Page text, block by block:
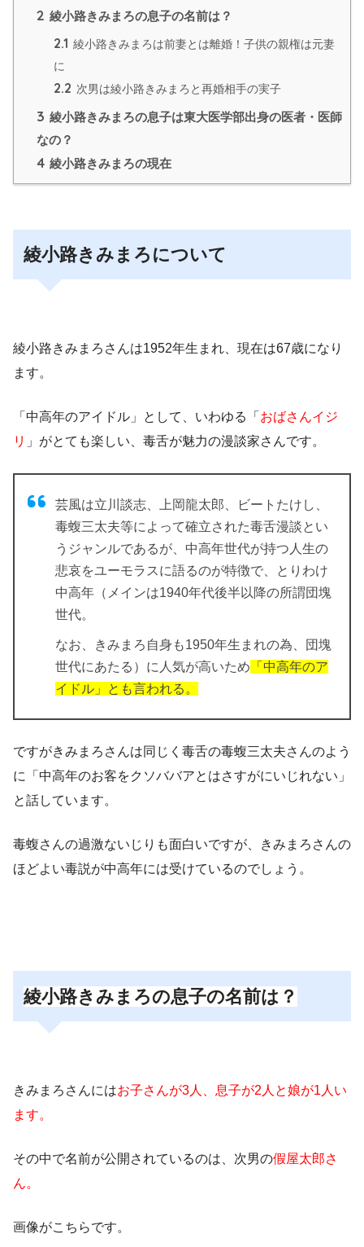
2 綾小路きみまろの息子の名前は？
2.1 綾小路きみまろは前妻とは離婚！子供の親権は元妻
に
2.2 次男は綾小路きみまろと再婚相手の実子
3 綾小路きみまろの息子は東大医学部出身の医者・医師
なの？
4 綾小路きみまろの現在
綾小路きみまろについて
綾小路きみまろさんは1952年生まれ、現在は67歳になり
ます。
「中高年のアイドル」 として、いわゆる「 おばさんイジ
リ 」がとても楽しい、毒舌が魅力の漫談家さんです。
芸風は立川談志、上岡龍太郎、ビートたけし、
毒蝮三太夫等によって確立された毒舌漫談とい
うジャンルであるが、 中高年世代が持つ人生の
悲哀をユーモラスに語るのが特徴で、とりわけ
中高年（メインは1940年代後半以降の所謂団塊
世代。
なお、きみまろ自身も1950年生まれの為、団塊
世代にあたる）に人気が高いため 「中高年のア
イドル」とも言われる。
ですがきみまろさんは同じく毒舌の毒蝮三太夫さんのよう
に「中高年のお客をクソババアとはさすがにいじれない」
と話しています。
毒蝮さんの過激ないじりも面白いですが、
きみまろさんの
ほどよい毒説が中高年には受けているのでしょう。
綾小路きみまろの息子の名前は？
きみまろさんにはお子さんが3人、息子が2人と娘が1人い
ます。
その中で名前が公開されているのは、次男の假屋太郎さ
ん。
画像がこちらです。